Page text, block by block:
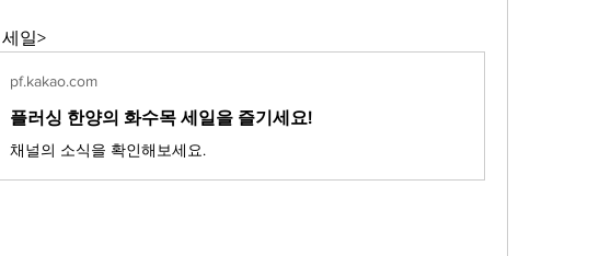
일>
pf.kakao.com
플러싱 한양의 화수목 세일을 즐기세요!
채널의 소식을 확인해보세요.